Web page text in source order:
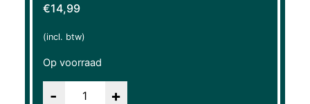
€14,99
(incl. btw)
Op voorraad